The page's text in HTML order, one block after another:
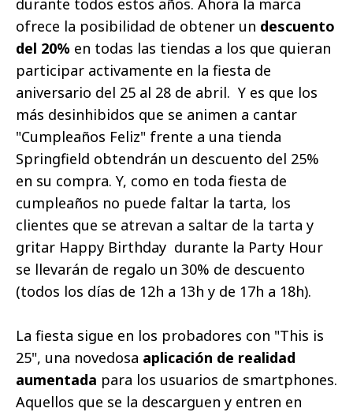
durante todos estos años. Ahora la marca
ofrece la posibilidad de obtener un descuento
del 20% en todas las tiendas a los que quieran
participar activamente en la fiesta de
aniversario del 25 al 28 de abril. Y es que los
más desinhibidos que se animen a cantar
"Cumpleaños Feliz" frente a una tienda
Springfield obtendrán un descuento del 25%
en su compra. Y, como en toda fiesta de
cumpleaños no puede faltar la tarta, los
clientes que se atrevan a saltar de la tarta y
gritar Happy Birthday durante la Party Hour
se llevarán de regalo un 30% de descuento
(todos los días de 12h a 13h y de 17h a 18h).
La fiesta sigue en los probadores con "This is
25", una novedosa aplicación de realidad
aumentada para los usuarios de smartphones.
Aquellos que se la descarguen y entren en